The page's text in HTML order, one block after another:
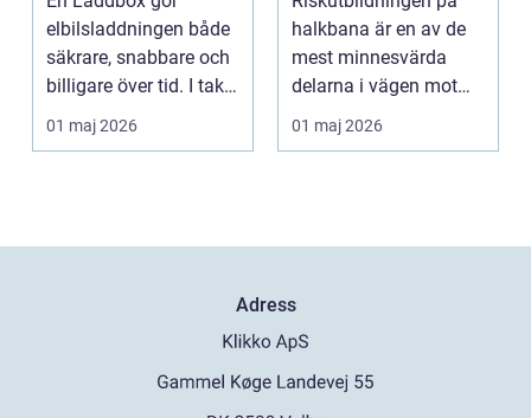
hemma
elbilsladdningen både
säkrare, snabbare och
billigare över tid. I takt
med att fler s...
01 maj 2026
och därför spelar
den roll
halkbana är en av de
mest minnesvärda
delarna i vägen mot
körkort. Många
kommer ...
01 maj 2026
Adress